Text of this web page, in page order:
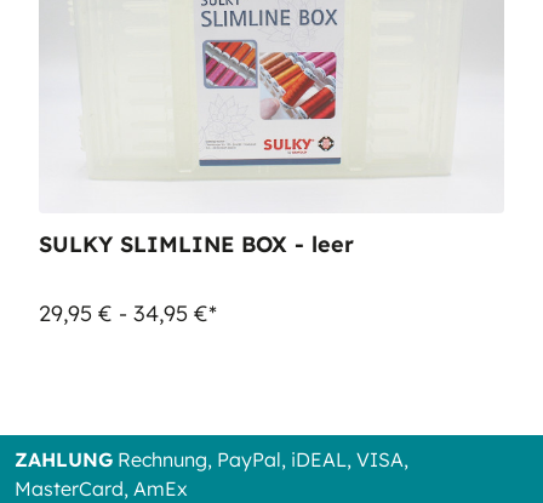
SULKY SLIMLINE BOX - leer
29,95 € - 34,95 €*
ZAHLUNG Rechnung, PayPal, iDEAL, VISA,
MasterCard, AmEx